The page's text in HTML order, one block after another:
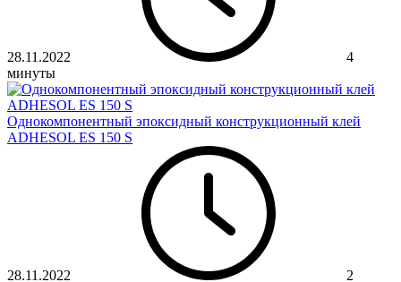
28.11.2022
4
минуты
Однокомпонентный эпоксидный конструкционный клей
ADHESOL ES 150 S
28.11.2022
2